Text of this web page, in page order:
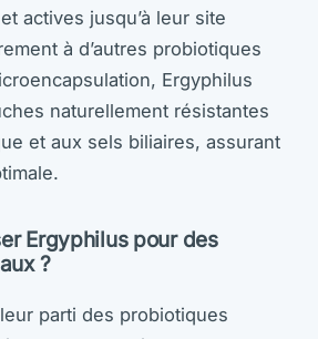
actives jusqu’à leur site
à d’autres probiotiques
Ergyphilus
naturellement résistantes
et aux sels biliaires, assurant
Ergyphilus pour des
?
parti des probiotiques